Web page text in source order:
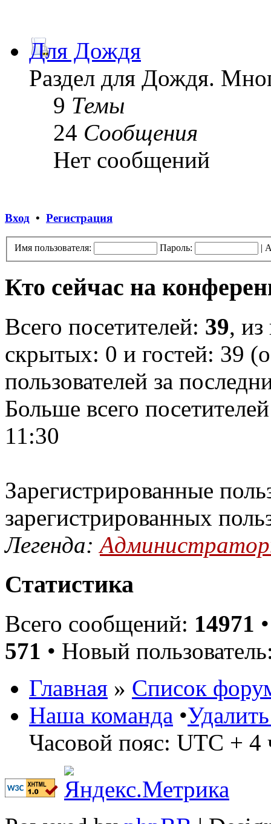
Для Дождя
Раздел для Дождя.
9 Темы
24 Сообщения
Нет сообщений
Вход • Регистрация
Имя пользователя: Пароль: |
Кто сейчас на
Всего посетителей: 39, из
скрытых: 0 и гостей: 39
пользователей за
Больше всего
11:30
Зарегистрированные
зарегистрированных
Легенда:
Статистика
Всего сообщений: 14971
571 • Новый
Главная » Список
Наша команда •
Часовой пояс: UTC + 4